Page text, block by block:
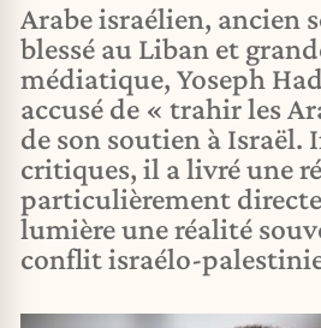
Arabe israélien, ancien
blessé au Liban et
médiatique, Yoseph
accusé de « trahir les
de son soutien à Israël.
critiques, il a livré une
particulièrement
lumière une réalité
conflit israélo-